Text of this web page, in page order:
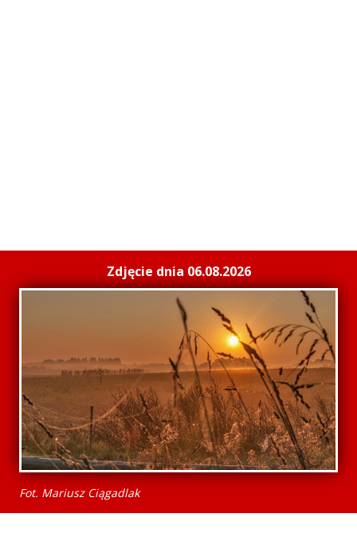
Zdjęcie dnia 06.08.2026
Fot. Mariusz Ciągadlak